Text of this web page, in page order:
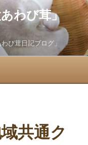
わび茸」
び茸日記ブログ」
共通ク